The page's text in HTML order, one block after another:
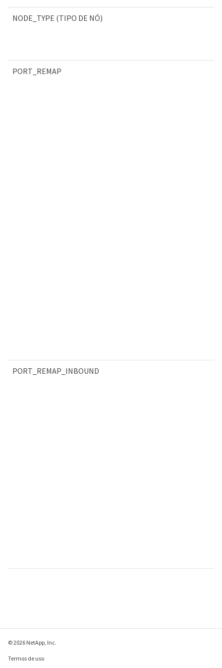
NODE_TYPE (TIPO DE NÓ)
PORT_REMAP
PORT_REMAP_INBOUND
© 2026 NetApp, Inc.
Termos de uso